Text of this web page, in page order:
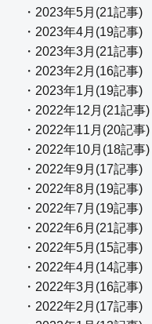
・2023年5月(21記事)
・2023年4月(19記事)
・2023年3月(21記事)
・2023年2月(16記事)
・2023年1月(19記事)
・2022年12月(21記事)
・2022年11月(20記事)
・2022年10月(18記事)
・2022年9月(17記事)
・2022年8月(19記事)
・2022年7月(19記事)
・2022年6月(21記事)
・2022年5月(15記事)
・2022年4月(14記事)
・2022年3月(16記事)
・2022年2月(17記事)